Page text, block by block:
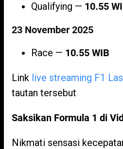
Qualifying — 10.55
23 November 2025
Race — 10.55 WIB
Link live streaming F1
tautan tersebut
Saksikan Formula 1 di
Nikmati sensasi